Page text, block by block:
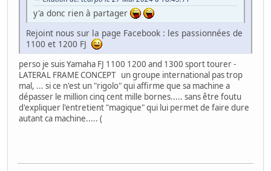
y'a donc rien à partager
Rejoint nous sur la page Facebook : les passionnées de
1100 et 1200 FJ
perso je suis Yamaha FJ 1100 1200 and 1300 sport tourer -
LATERAL FRAME CONCEPT un groupe international pas trop
mal, ... si ce n'est un "rigolo" qui affirme que sa machine a
dépasser le million cinq cent mille bornes..... sans être foutu
d'expliquer l'entretient "magique" qui lui permet de faire dure
autant ca machine..... (